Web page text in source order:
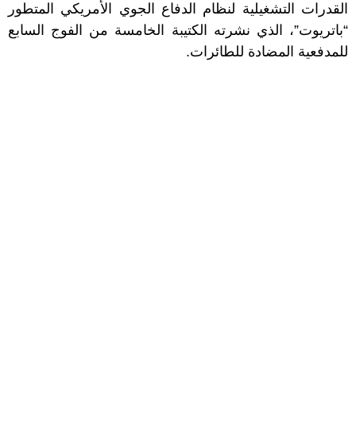
القدرات التشغيلية لنظام الدفاع الجوي الأمريكي المتطور
“باتريوت”، الذي نشرته الكتيبة الخامسة من الفوج السابع
للمدفعية المضادة للطائرات.